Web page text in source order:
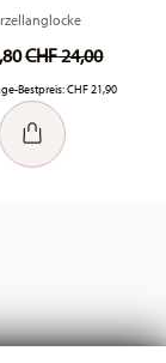
Price reduced
CHF 24,00to
Bestpreis:CHF 21,90